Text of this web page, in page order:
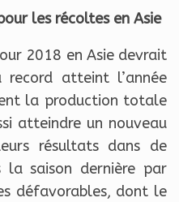
les récoltes en Asie
2018 en Asie devrait
record atteint l’année
la production totale
atteindre un nouveau
résultats dans de
la saison dernière par
défavorables, dont le